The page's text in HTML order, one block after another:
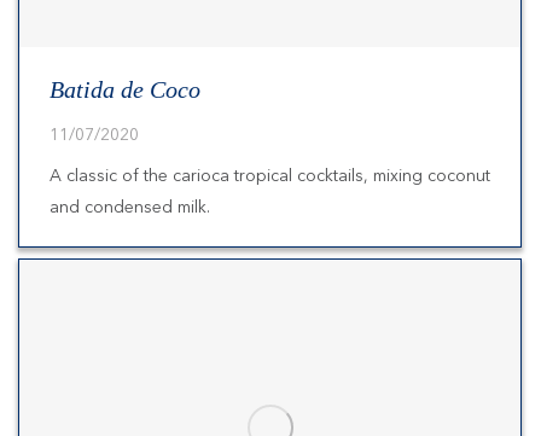
Batida de Coco
11/07/2020
A classic of the carioca tropical cocktails, mixing coconut
and condensed milk.